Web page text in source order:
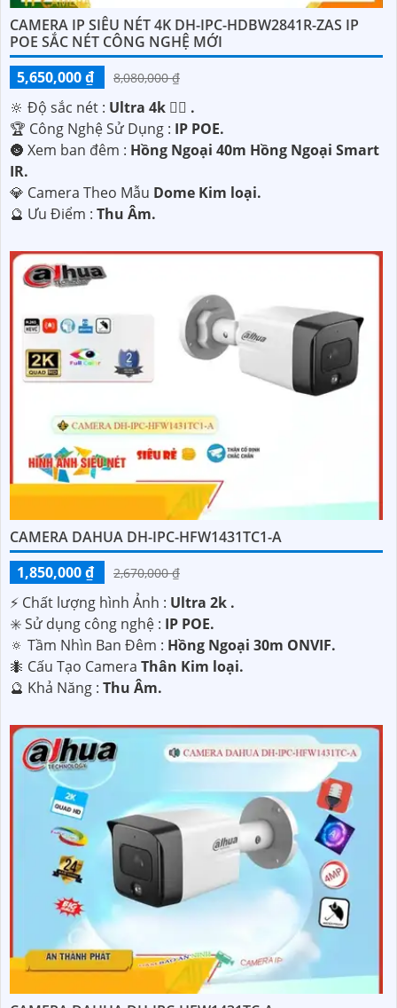
CAMERA IP SIÊU NÉT 4K DH-IPC-HDBW2841R-ZAS IP
POE SẮC NÉT CÔNG NGHỆ MỚI
5,650,000 ₫
8,080,000 ₫
🔆 Độ sắc nét : Ultra 4k 👍🏾 .
🏆 Công Nghệ Sử Dụng : IP POE.
🌚 Xem ban đêm : Hồng Ngoại 40m Hồng Ngoại Smart
IR.
💎 Camera Theo Mẫu Dome Kim loại.
️🔮 Ưu Điểm : Thu Âm.
CAMERA DAHUA DH-IPC-HFW1431TC1-A
1,850,000 ₫
2,670,000 ₫
️⚡ Chất lượng hình Ảnh : Ultra 2k .
✳️ Sử dụng công nghệ : IP POE.
🔅 Tầm Nhìn Ban Đêm : Hồng Ngoại 30m ONVIF.
🐜 Cấu Tạo Camera Thân Kim loại.
️🔮 Khả Năng : Thu Âm.